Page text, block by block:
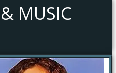
MUSIC